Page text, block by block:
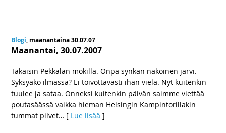
Blogi, maanantaina 30.07.07
Maanantai, 30.07.2007
Takaisin Pekkalan mökillä. Onpa synkän näköinen järvi.
Syksyäkö ilmassa? Ei toivottavasti ihan vielä. Nyt kuitenkin
tuulee ja sataa. Onneksi kuitenkin päivän saimme viettää
poutasäässä vaikka hieman Helsingin Kampintorillakin
tummat pilvet… [ Lue lisää ]